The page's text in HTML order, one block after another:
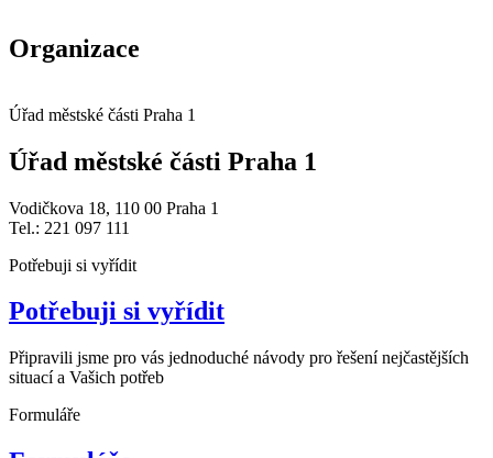
Organizace
Úřad městské části Praha 1
Úřad městské části Praha 1
Vodičkova 18, 110 00 Praha 1
Tel.: 221 097 111
Potřebuji si vyřídit
Potřebuji si vyřídit
Připravili jsme pro vás jednoduché návody pro řešení nejčastějších
situací a Vašich potřeb
Formuláře